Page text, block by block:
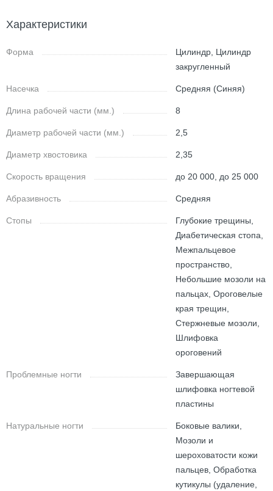
Характеристики
Форма
Цилиндр, Цилиндр
закругленный
Насечка Средняя (Синяя)
Длина рабочей части (мм.) 8
Диаметр рабочей части (мм.) 2,5
Диаметр хвостовика 2,35
Скорость вращения до 20 000, до 25 000
Абразивность Средняя
Стопы
Глубокие трещины,
Диабетическая стопа,
Межпальцевое
пространство,
Небольшие мозоли на
пальцах, Ороговелые
края трещин,
Стержневые мозоли,
Шлифовка
ороговений
Проблемные ногти
Завершающая
шлифовка ногтевой
пластины
Натуральные ногти
Боковые валики,
Мозоли и
шероховатости кожи
пальцев, Обработка
кутикулы (удаление,